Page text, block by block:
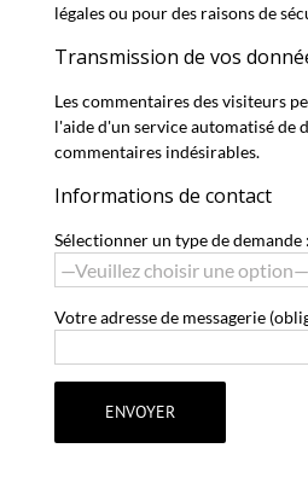
légales ou pour des raisons de
Transmission de vos
Les commentaires des visiteurs
l'aide d'un service automatisé de
commentaires indésirables.
Informations de contact
Sélectionner un type de demande :
Votre adresse de messagerie